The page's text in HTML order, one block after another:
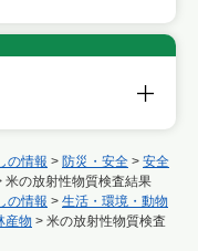
の情報 > 防災・安全 > 安全
米の放射性物質検査結果
の情報 > 生活・環境・動物
産物 > 米の放射性物質検査